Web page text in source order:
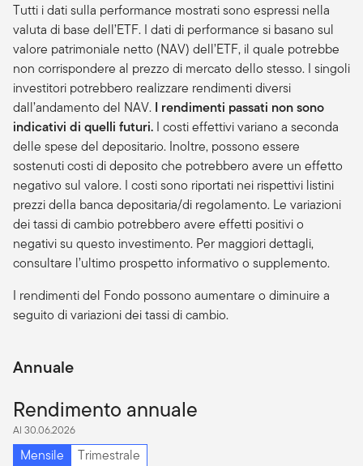
Tutti i dati sulla performance mostrati sono espressi nella
valuta di base dell’ETF. I dati di performance si basano sul
valore patrimoniale netto (NAV) dell’ETF, il quale potrebbe
non corrispondere al prezzo di mercato dello stesso. I singoli
investitori potrebbero realizzare rendimenti diversi
dall’andamento del NAV. I rendimenti passati non sono
indicativi di quelli futuri. I costi effettivi variano a seconda
delle spese del depositario. Inoltre, possono essere
sostenuti costi di deposito che potrebbero avere un effetto
negativo sul valore. I costi sono riportati nei rispettivi listini
prezzi della banca depositaria/di regolamento. Le variazioni
dei tassi di cambio potrebbero avere effetti positivi o
negativi su questo investimento. Per maggiori dettagli,
consultare l’ultimo prospetto informativo o supplemento.
I rendimenti del Fondo possono aumentare o diminuire a
seguito di variazioni dei tassi di cambio.
Annuale
Rendimento annuale
Al 30.06.2026
Mensile Trimestrale